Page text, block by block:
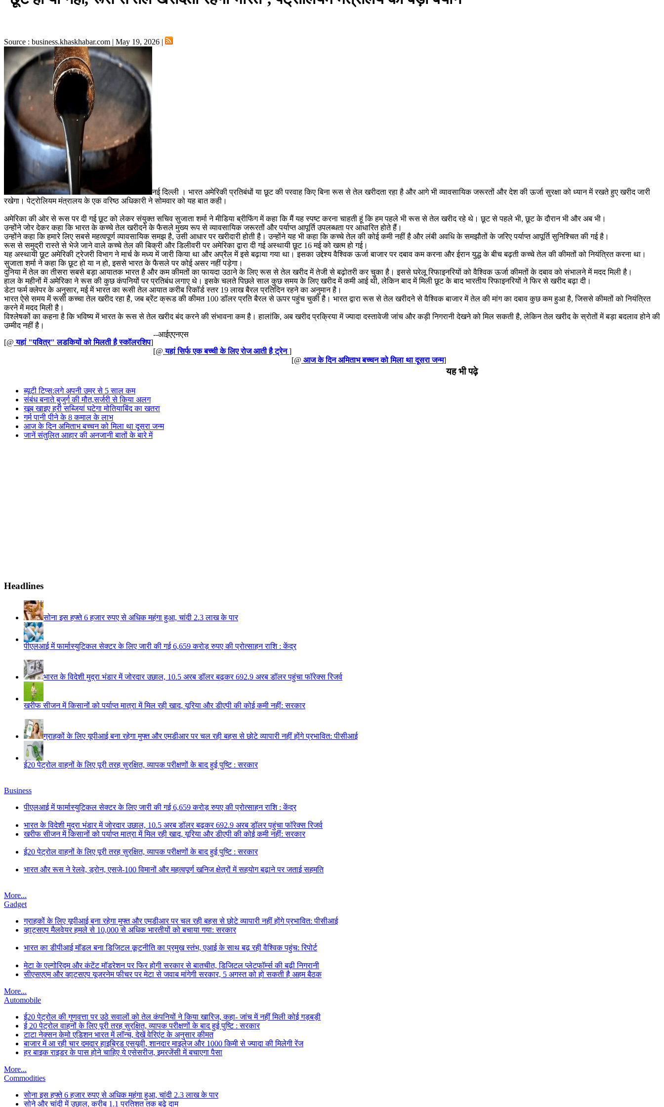
Source : business.khaskhabar.com | May 19, 2026 |
नई दिल्ली । भारत अमेरिकी प्रतिबंधों या छूट की परवाह किए बिना रूस से तेल खरीदता रहा है और आगे भी व्यावसायिक जरूरतों और देश की ऊर्जा सुरक्षा को ध्यान में रखते हुए खरीद जारी
रखेगा। पेट्रोलियम मंत्रालय के एक वरिष्ठ अधिकारी ने सोमवार को यह बात कही।
अमेरिका की ओर से रूस पर दी गई छूट को लेकर संयुक्त सचिव सुजाता शर्मा ने मीडिया ब्रीफिंग में कहा कि मैं यह स्पष्ट करना चाहती हूं कि हम पहले भी रूस से तेल खरीद रहे थे। छूट से पहले भी, छूट के दौरान भी और अब भी।
उन्होंने जोर देकर कहा कि भारत के कच्चे तेल खरीदने के फैसले मुख्य रूप से व्यावसायिक जरूरतों और पर्याप्त आपूर्ति उपलब्धता पर आधारित होते हैं।
उन्होंने कहा कि हमारे लिए सबसे महत्वपूर्ण व्यावसायिक समझ है, उसी आधार पर खरीदारी होती है। उन्होंने यह भी कहा कि कच्चे तेल की कोई कमी नहीं है और लंबी अवधि के समझौतों के जरिए पर्याप्त आपूर्ति सुनिश्चित की गई है।
रूस से समुद्री रास्ते से भेजे जाने वाले कच्चे तेल की बिक्री और डिलीवरी पर अमेरिका द्वारा दी गई अस्थायी छूट 16 मई को खत्म हो गई।
यह अस्थायी छूट अमेरिकी ट्रेजरी विभाग ने मार्च के मध्य में जारी किया था और अप्रैल में इसे बढ़ाया गया था। इसका उद्देश्य वैश्विक ऊर्जा बाजार पर दबाव कम करना और ईरान युद्ध के बीच बढ़ती कच्चे तेल की कीमतों को नियंत्रित करना था।
सुजाता शर्मा ने कहा कि छूट हो या न हो, इससे भारत के फैसले पर कोई असर नहीं पड़ेगा।
दुनिया में तेल का तीसरा सबसे बड़ा आयातक भारत है और कम कीमतों का फायदा उठाने के लिए रूस से तेल खरीद में तेजी से बढ़ोतरी कर चुका है। इससे घरेलू रिफाइनरियों को वैश्विक ऊर्जा कीमतों के दबाव को संभालने में मदद मिली है।
हाल के महीनों में अमेरिका ने रूस की कुछ कंपनियों पर प्रतिबंध लगाए थे। इसके चलते पिछले साल कुछ समय के लिए खरीद में कमी आई थी, लेकिन बाद में मिली छूट के बाद भारतीय रिफाइनरियों ने फिर से खरीद बढ़ा दी।
डेटा फर्म क्लेपर के अनुसार, मई में भारत का रूसी तेल आयात करीब रिकॉर्ड स्तर 19 लाख बैरल प्रतिदिन रहने का अनुमान है।
भारत ऐसे समय में रूसी कच्चा तेल खरीद रहा है, जब ब्रेंट क्रूड की कीमत 100 डॉलर प्रति बैरल से ऊपर पहुंच चुकी है। भारत द्वारा रूस से तेल खरीदने से वैश्विक बाजार में तेल की मांग का दबाव कुछ कम हुआ है, जिससे कीमतों को नियंत्रित
करने में मदद मिली है।
विश्लेषकों का कहना है कि भविष्य में भारत के रूस से तेल खरीद बंद करने की संभावना कम है। हालांकि, अब खरीद प्रक्रिया में ज्यादा दस्तावेजी जांच और कड़ी निगरानी देखने को मिल सकती है, लेकिन तेल खरीद के स्रोतों में बड़ा बदलाव होने की
उम्मीद नहीं है।
--आईएएनएस
[@ यहां "पवित्र" लडकियों को मिलती है स्कॉलरशिप]
[@ यहां सिर्फ एक बच्ची के लिए रोज आती है ट्रेन]
[@ आज के दिन अमिताभ बच्चन को मिला था दूसरा जन्म]
यह भी पढ़े
ब्यूटी टिप्स:लगे अपनी उम्र से 5 साल कम
संबंध बनाते बुजुर्ग की मौत,सर्जरी से किया अलग
खूब खाइए हरी सब्जियां घटेगा मोतियाबिंद का खतरा
गर्म पानी पीने के 8 कमाल के लाभ
आज के दिन अमिताभ बच्चन को मिला था दूसरा जन्म
जानें संतुलित आहार की अनजानी बातों के बारे में
Headlines
सोना इस हफ्ते 6 हजार रुपए से अधिक महंगा हुआ, चांदी 2.3 लाख के पार
पीएलआई में फार्मास्युटिकल सेक्टर के लिए जारी की गई 6,659 करोड़ रुपए की प्रोत्साहन राशि : केंद्र
भारत के विदेशी मुद्रा भंडार में जोरदार उछाल, 10.5 अरब डॉलर बढ़कर 692.9 अरब डॉलर पहुंचा फॉरेक्स रिजर्व
खरीफ सीजन में किसानों को पर्याप्त मात्रा में मिल रही खाद, यूरिया और डीएपी की कोई कमी नहीं: सरकार
ग्राहकों के लिए यूपीआई बना रहेगा मुफ्त और एमडीआर पर चल रही बहस से छोटे व्यापारी नहीं होंगे प्रभावित: पीसीआई
ई20 पेट्रोल वाहनों के लिए पूरी तरह सुरक्षित, व्यापक परीक्षणों के बाद हुई पुष्टि : सरकार
Business
पीएलआई में फार्मास्युटिकल सेक्टर के लिए जारी की गई 6,659 करोड़ रुपए की प्रोत्साहन राशि : केंद्र
भारत के विदेशी मुद्रा भंडार में जोरदार उछाल, 10.5 अरब डॉलर बढ़कर 692.9 अरब डॉलर पहुंचा फॉरेक्स रिजर्व
खरीफ सीजन में किसानों को पर्याप्त मात्रा में मिल रही खाद, यूरिया और डीएपी की कोई कमी नहीं: सरकार
ई20 पेट्रोल वाहनों के लिए पूरी तरह सुरक्षित, व्यापक परीक्षणों के बाद हुई पुष्टि : सरकार
भारत और रूस ने रेलवे, ड्रोन, एसजे-100 विमानों और महत्वपूर्ण खनिज क्षेत्रों में सहयोग बढ़ाने पर जताई सहमति
More...
Gadget
ग्राहकों के लिए यूपीआई बना रहेगा मुफ्त और एमडीआर पर चल रही बहस से छोटे व्यापारी नहीं होंगे प्रभावित: पीसीआई
व्हाट्सएप मैलवेयर हमले से 10,000 से अधिक भारतीयों को बचाया गया: सरकार
भारत का डीपीआई मॉडल बना डिजिटल कूटनीति का प्रमुख स्तंभ, एआई के साथ बढ़ रही वैश्विक पहुंच: रिपोर्ट
मेटा के एल्गोरिद्म और कंटेंट मॉडरेशन पर फिर होगी सरकार से बातचीत, डिजिटल प्लेटफॉर्म्स की बढ़ी निगरानी
सीएसएएम और व्हाट्सएप यूजरनेम फीचर पर मेटा से जवाब मांगेगी सरकार, 5 अगस्त को हो सकती है अहम बैठक
More...
Automobile
ई20 पेट्रोल की गुणवत्ता पर उठे सवालों को तेल कंपनियों ने किया खारिज, कहा- जांच में नहीं मिली कोई गड़बड़ी
ई 20 पेट्रोल वाहनों के लिए पूरी तरह सुरक्षित, व्यापक परीक्षणों के बाद हुई पुष्टि : सरकार
टाटा नेक्सन केमो एडिशन भारत में लॉन्च, देखें वेरिएंट के अनुसार कीमत
बाजार में आ रही चार दमदार हाइब्रिड एसयूवी, शानदार माइलेज और 1000 किमी से ज्यादा की मिलेगी रेंज
हर बाइक राइडर के पास होने चाहिए ये एसेसरीज, इमरजेंसी में बचाएगा पैसा
More...
Commodities
सोना इस हफ्ते 6 हजार रुपए से अधिक महंगा हुआ, चांदी 2.3 लाख के पार
सोने और चांदी में उछाल, करीब 1.1 प्रतिशत तक बढ़े दाम